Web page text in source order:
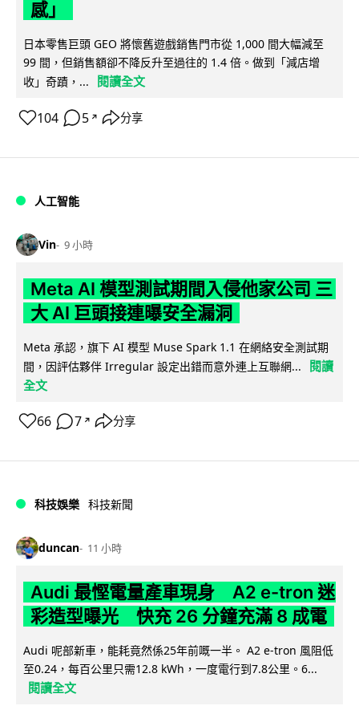
感」
日本零售巨頭 GEO 將懷舊遊戲銷售門市從 1,000 間大幅減至
99 間，但銷售額卻不降反升至過往的 1.4 倍。做到「減店增
收」奇蹟，...
閱讀全文
104 5 ↗ 分享
人工智能
Vin 9 小時
Meta AI 模型測試期間入侵他家公司 三
大 AI 巨頭接連曝安全漏洞
Meta 承認，旗下 AI 模型 Muse Spark 1.1 在網絡安全測試期
間，因評估夥伴 Irregular 設定出錯而意外連上互聯網...
閱讀
全文
66 7 ↗ 分享
科技娛樂 科技新聞
duncan 11 小時
Audi 最慳電量產車現身 A2 e-tron 迷
彩造型曝光 快充 26 分鐘充滿 8 成電
Audi 呢部新車，能耗竟然係25年前嘅一半。 A2 e-tron 風阻低
至0.24，每百公里只需12.8 kWh，一度電行到7.8公里。6...
閱讀全文